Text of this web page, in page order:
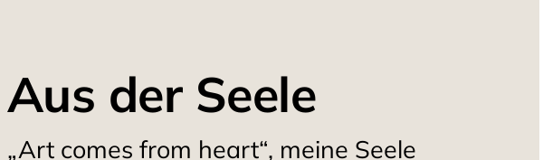
Aus der Seele
„Art comes from heart“, meine Seele